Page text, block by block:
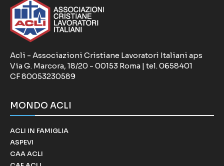
Acli - Associazioni Cristiane Lavoratori Italiani aps
Via G. Marcora, 18/20 - 00153 Roma | tel. 0658401
CF 80053230589
MONDO ACLI
ACLI IN FAMIGLIA
ASPEVI
CAA ACLI